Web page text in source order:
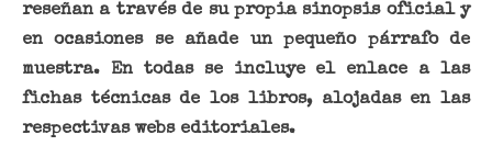
reseñan a través de su propia sinopsis oficial y
en ocasiones se añade un pequeño párrafo de
muestra. En todas se incluye el enlace a las
fichas técnicas de los libros, alojadas en las
respectivas webs editoriales.